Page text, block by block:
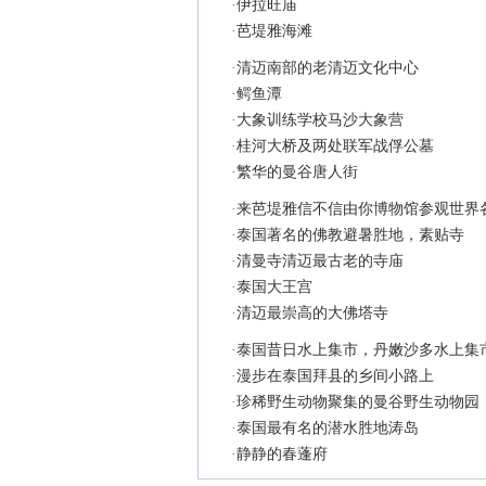
·伊拉旺庙
·芭堤雅海滩
·清迈南部的老清迈文化中心
·鳄鱼潭
· 大象训练学校马沙大象营
·桂河大桥及两处联军战俘公墓
·繁华的曼谷唐人街
·来芭堤雅信不信由你博物馆参观世界
·泰国著名的佛教避暑胜地，素贴寺
·清曼寺清迈最古老的寺庙
·泰国大王宫
·清迈最崇高的大佛塔寺
·泰国昔日水上集市，丹嫩沙多水上集
·漫步在泰国拜县的乡间小路上
·珍稀野生动物聚集的曼谷野生动物园
·泰国最有名的潜水胜地涛岛
·静静的春蓬府